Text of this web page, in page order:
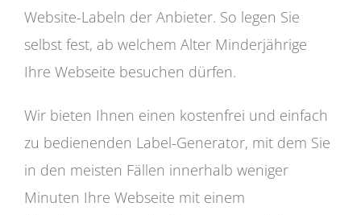
Website-Labeln der Anbieter. So legen Sie
selbst fest, ab welchem Alter Minderjährige
Ihre Webseite besuchen dürfen.
Wir bieten Ihnen einen kostenfrei und einfach
zu bedienenden Label-Generator, mit dem Sie
in den meisten Fällen innerhalb weniger
Minuten Ihre Webseite mit einem